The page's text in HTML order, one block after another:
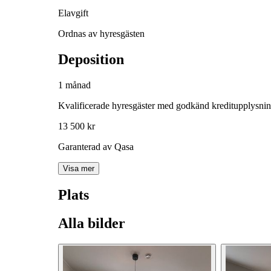
Elavgift
Ordnas av hyresgästen
Deposition
1 månad
Kvalificerade hyresgäster med godkänd
13 500 kr
Garanterad av Qasa
Visa mer
Plats
Alla bilder